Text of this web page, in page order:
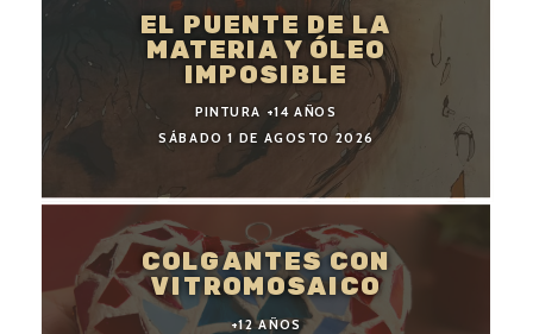
EL PUENTE DE LA
MATERIA Y ÓLEO
IMPOSIBLE
PINTURA +14 AÑOS
SÁBADO 1 DE AGOSTO 2026
COLGANTES CON
VITROMOSAICO
+12 AÑOS